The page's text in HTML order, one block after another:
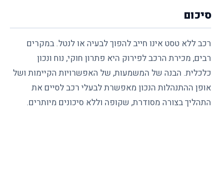
סיכום
רכב ללא טסט אינו חייב להפוך לבעיה או לנטל. במקרים
רבים, מכירת הרכב לפירוק היא פתרון חוקי, נוח ונכון
כלכלית. הבנה של המשמעות, של האפשרויות הקיימות ושל
אופן ההתנהלות הנכון מאפשרת לבעלי רכב לסיים את
התהליך בצורה מסודרת, שקופה וללא סיכונים מיותרים.